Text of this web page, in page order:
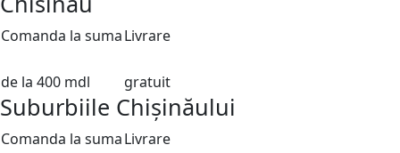
Comanda la sumaLivrare
de la 400 mdl gratuit
Suburbiile Chișinăului
Comanda la sumaLivrare